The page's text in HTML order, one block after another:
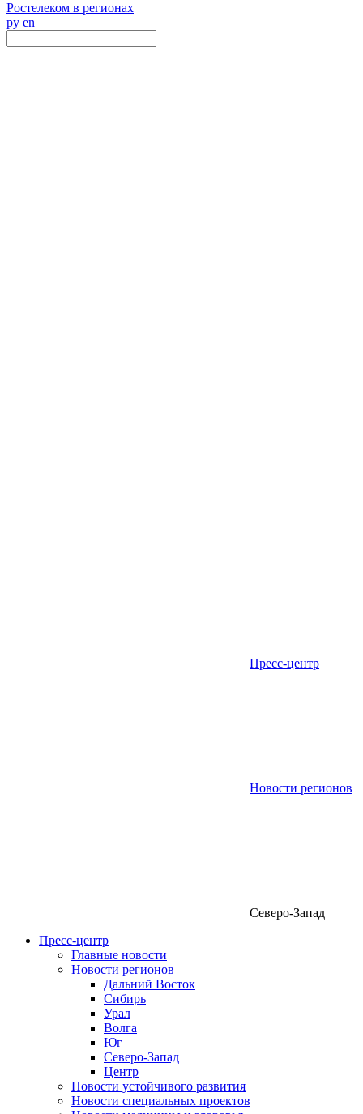
Ростелеком в регионах
ру en
Пресс-центр
Новости регионов
Северо-Запад
Пресс-центр
Главные новости
Новости регионов
Дальний Восток
Сибирь
Урал
Волга
Юг
Северо-Запад
Центр
Новости устойчивого развития
Новости специальных проектов